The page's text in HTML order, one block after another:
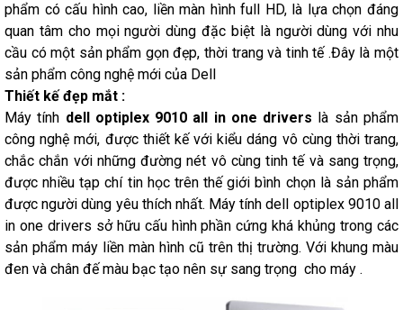
phẩm có cấu hình cao, liền màn hình full HD, là lựa chọn đáng
quan tâm cho mọi người dùng đặc biệt là người dùng với nhu
cầu có một sản phẩm gọn đẹp, thời trang và tinh tế .Đây là một
sản phẩm công nghệ mới của Dell
Thiết kế đẹp mắt :
Máy tính dell optiplex 9010 all in one drivers là sản phẩm
công nghệ mới, được thiết kế với kiểu dáng vô cùng thời trang,
chắc chắn với những đường nét vô cùng tinh tế và sang trọng,
được nhiều tạp chí tin học trên thế giới bình chọn là sản phẩm
được người dùng yêu thích nhất. Máy tính dell optiplex 9010 all
in one drivers sở hữu cấu hình phần cứng khá khủng trong các
sản phẩm máy liền màn hình cũ trên thị trường. Với khung màu
đen và chân đế màu bạc tạo nên sự sang trọng cho máy .